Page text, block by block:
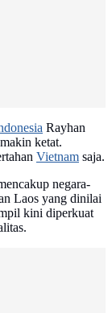
Rayhan
ketat.
Vietnam saja.
negara-
Laos yang dinilai
kini diperkuat